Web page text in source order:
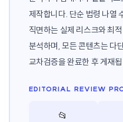
제작합니다. 단순 법령 나열
직면하는 실제 리스크와 최
분석하며, 모든 콘텐츠는 다
교차검증을 완료한 후 게재
EDITORIAL REVIEW
📂